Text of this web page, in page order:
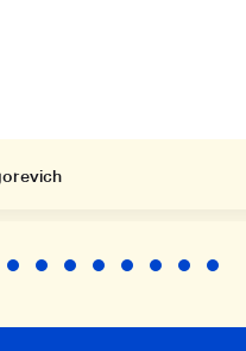
увидеть в смысле
как отек и отек.
что проблем с основной